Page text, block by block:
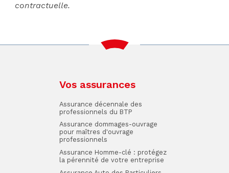
contractuelle.
Vos assurances
Assurance décennale des
professionnels du BTP
Assurance dommages-ouvrage
pour maîtres d'ouvrage
professionnels
Assurance Homme-clé : protégez
la pérennité de votre entreprise